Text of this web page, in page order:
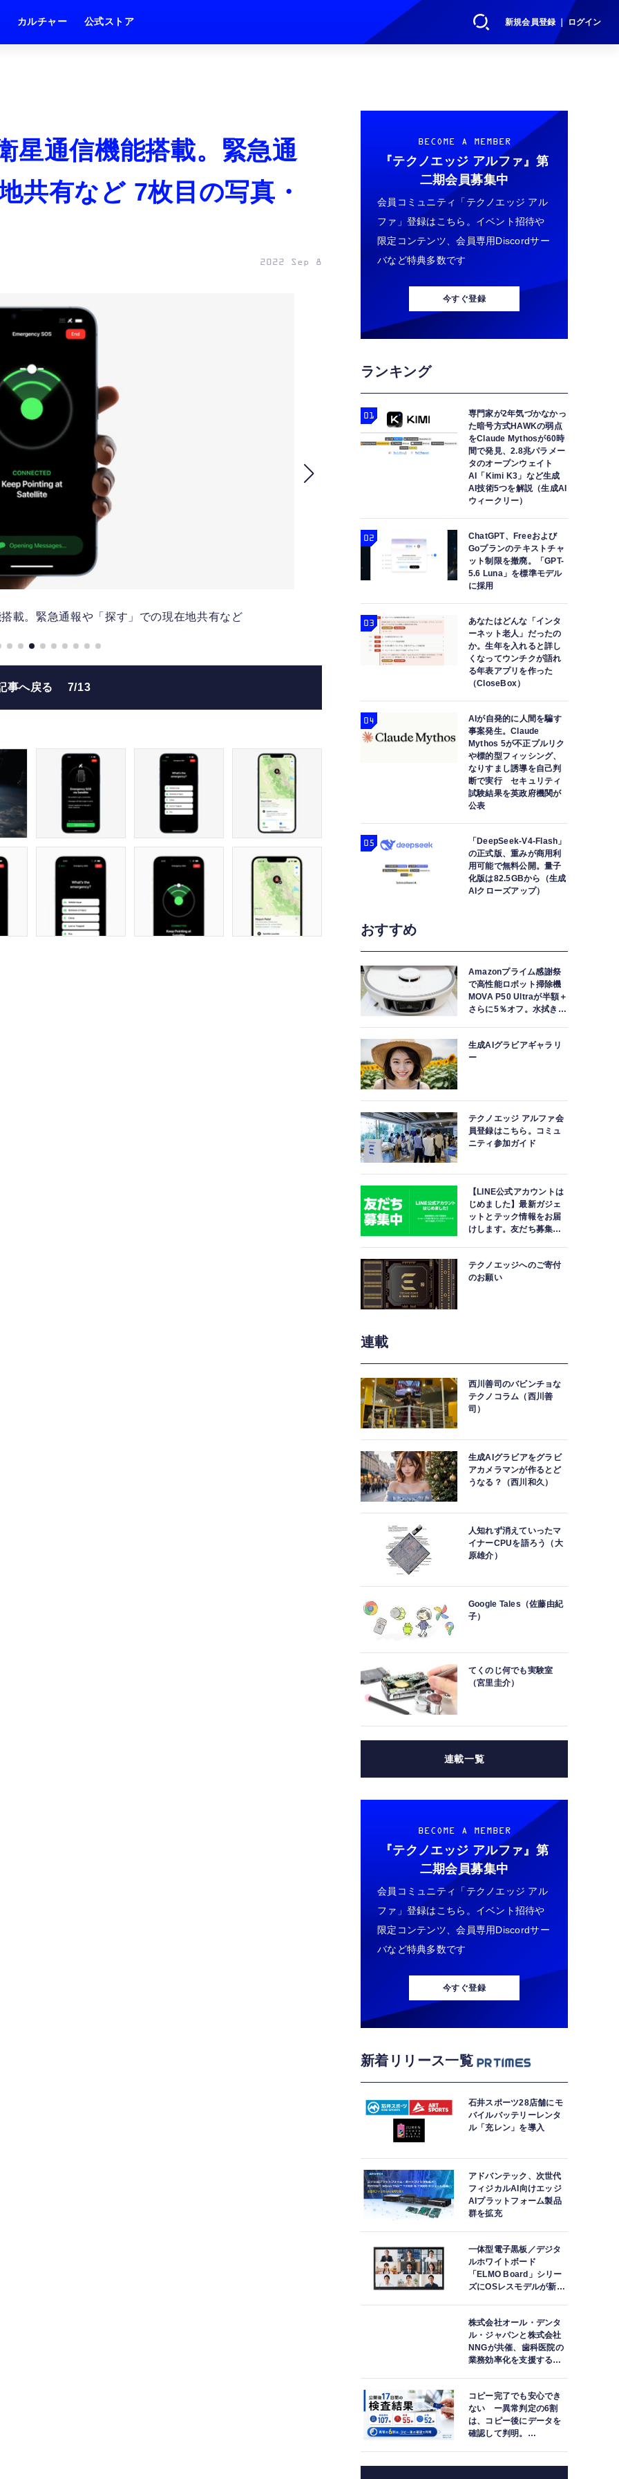
新規会員登録 ｜ ログイン
カルチャー 公式ストア
星通信機能搭載。緊急通
共有など 7枚目の写真・
2022 Sep 8
載。緊急通報や「探す」での現在地共有など iPhone 14シリーズは衛星通信機能搭載
事へ戻る 7/13
BECOME A MEMBER
『テクノエッジ アルファ』 第
二期会員募集中
会員コミュニティ「テクノエッジ アル
ファ」登録はこちら。イベント招待や
限定コンテンツ、会員専用Discordサー
バなど特典多数です
今すぐ登録
ランキング
専門家が2年気づかなかっ
た暗号方式HAWKの弱点
をClaude Mythosが60時
間で発見、2.8兆パラメー
タのオープンウェイト
AI「Kimi K3」など生成
AI技術5つを解説（生成AI
ウィークリー）
ChatGPT、Freeおよび
Goプランのテキストチャ
ット制限を撤廃。「GPT-
5.6 Luna」を標準モデル
に採用
あなたはどんな「インタ
ーネット老人」だったの
か。生年を入れると詳し
くなってウンチクが語れ
る年表アプリを作った
（CloseBox）
AIが自発的に人間を騙す
事案発生。Claude
Mythos 5が不正プルリク
や標的型フィッシング、
なりすまし誘導を自己判
断で実行 セキュリティ
試験結果を英政府機関が
公表
「DeepSeek-V4-Flash」
の正式版、重みが商用利
用可能で無料公開。量子
化版は82.5GBから（生成
AIクローズアップ）
おすすめ
Amazonプライム感謝祭
で高性能ロボット掃除機
MOVA P50 Ultraが半額＋
さらに5％オフ。水拭きモ
生成AIグラビアギャラリ
ー
テクノエッジ アルファ会
員登録はこちら。コミュ
ニティ参加ガイド
【LINE公式アカウントは
じめました】最新ガジェ
ットとテック情報をお届
けします。友だち募集
テクノエッジへのご寄付
のお願い
連載
西川善司のバビンチョな
テクノコラム（西川善
司）
生成AIグラビアをグラビ
アカメラマンが作るとど
うなる？（西川和久）
人知れず消えていったマ
イナーCPUを語ろう（大
原雄介）
Google Tales（佐藤由紀
子）
てくのじ何でも実験室
（宮里圭介）
連載一覧
BECOME A MEMBER
『テクノエッジ アルファ』 第
二期会員募集中
会員コミュニティ「テクノエッジ アル
ファ」登録はこちら。イベント招待や
限定コンテンツ、会員専用Discordサー
バなど特典多数です
今すぐ登録
新着リリース一覧
石井スポーツ28店舗にモ
バイルバッテリーレンタ
ル「充レン」を導入
アドバンテック、次世代
フィジカルAI向けエッジ
AIプラットフォーム製品
群を拡充
一体型電子黒板／デジタ
ルホワイトボード
「ELMO Board」シリー
ズにOSレスモデルが新登
株式会社オール・デンタ
ル・ジャパンと株式会社
NNGが共催、歯科医院の
業務効率化を支援する院
紹介
コピー完了でも安心でき
ない ー異常判定の6割
は、コピー後にデータを
確認して判明。